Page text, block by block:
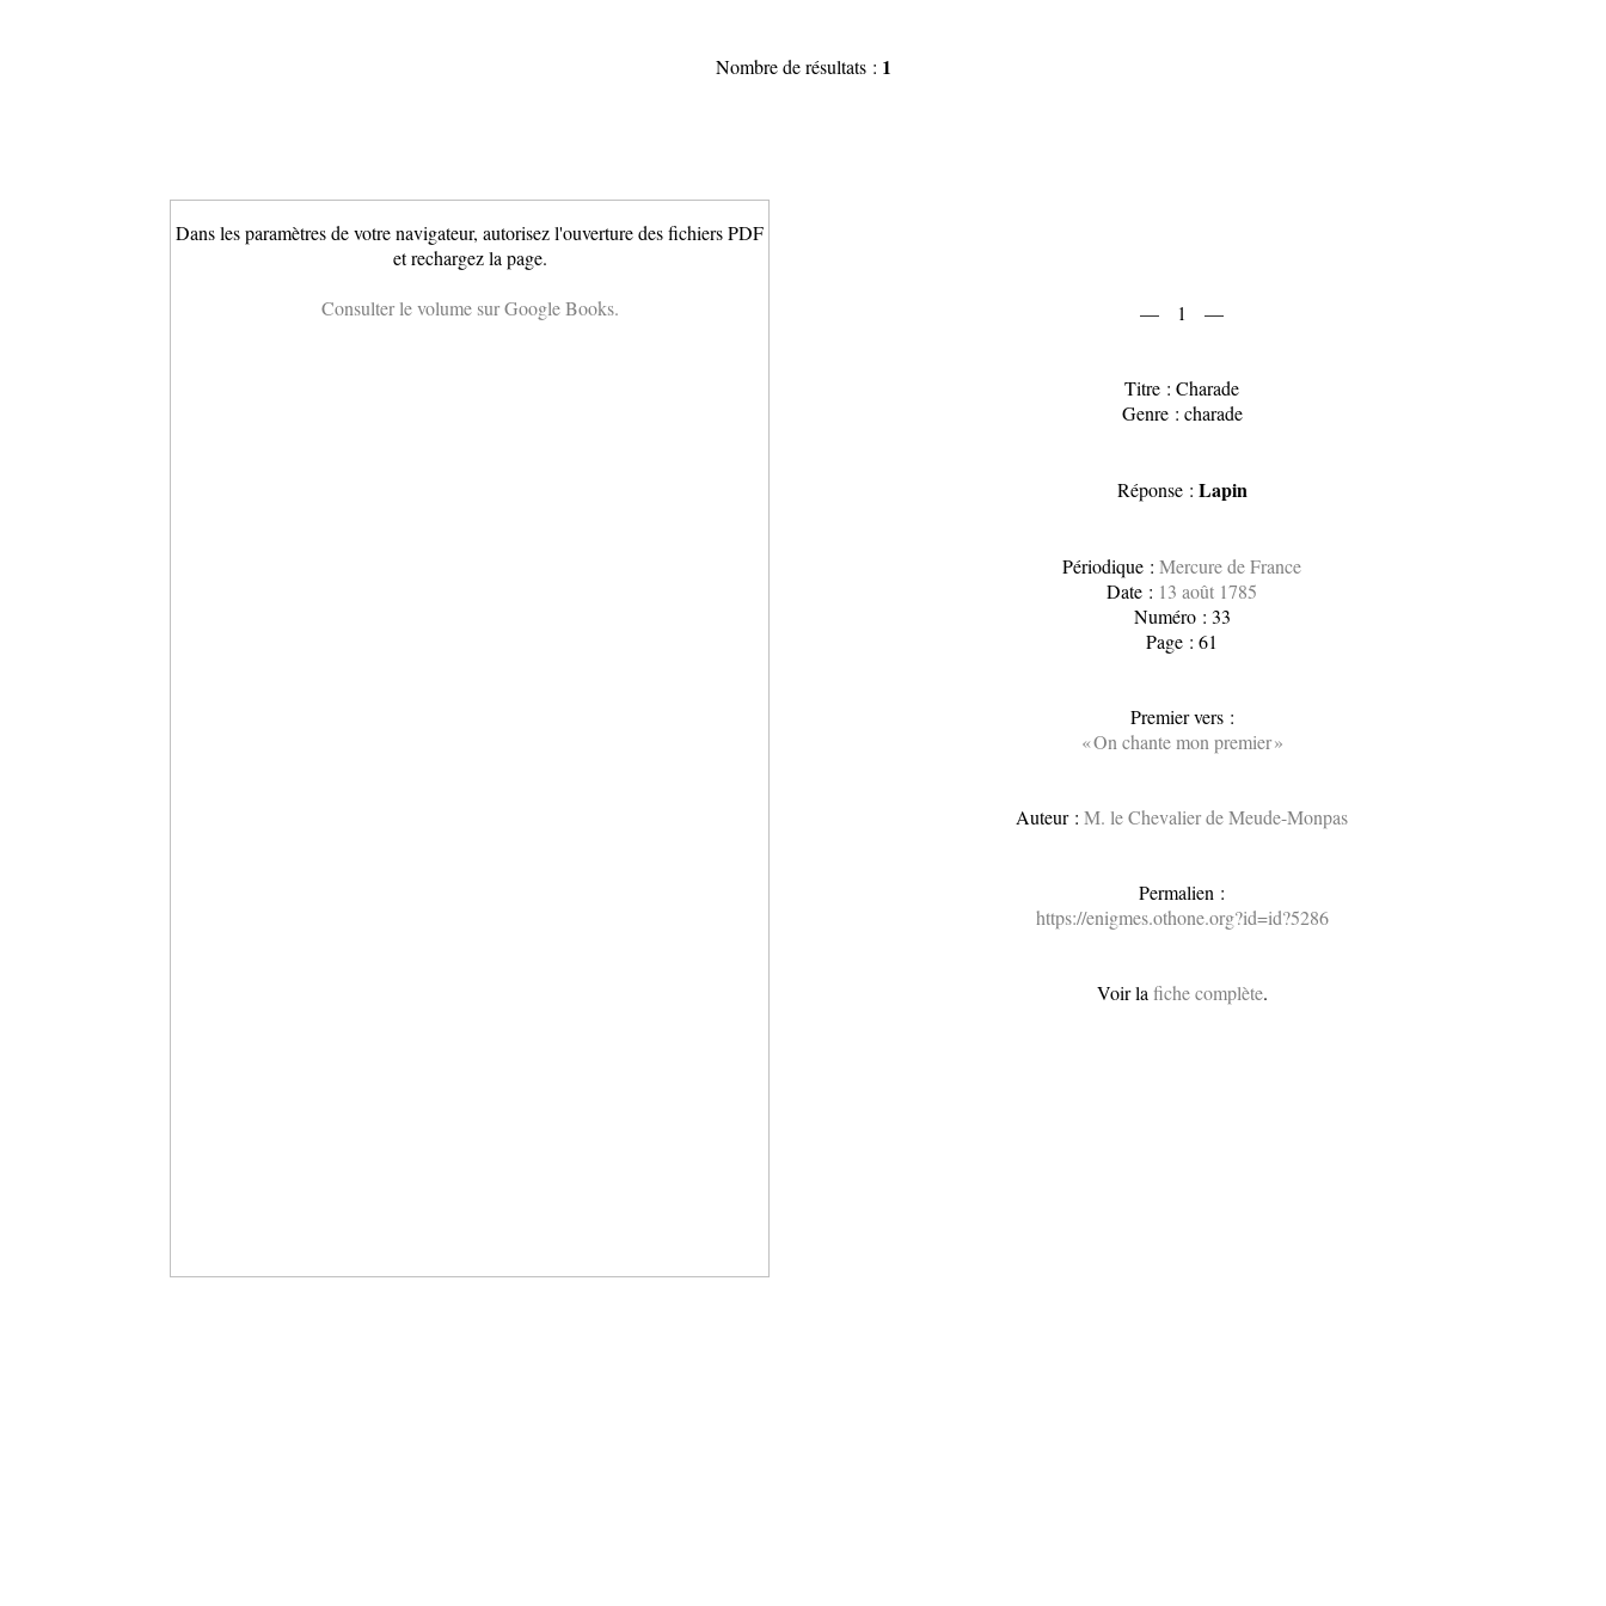
Nombre de résultats : 1
Dans les paramètres de votre navigateur, autorisez l'ouverture des fichiers PDF
et rechargez la page.
Consulter le volume sur Google Books.
— 1 —
Titre : Charade
Genre : charade
Réponse : Lapin
Périodique :Mercure de France
Date : 13 août 1785
Numéro : 33
Page : 61
Premier vers :
« On chante mon premier »
Auteur :M. le Chevalier de Meude-Monpas
Permalien :
https://enigmes.othone.org?id=id?5286
Voir la fiche complète.